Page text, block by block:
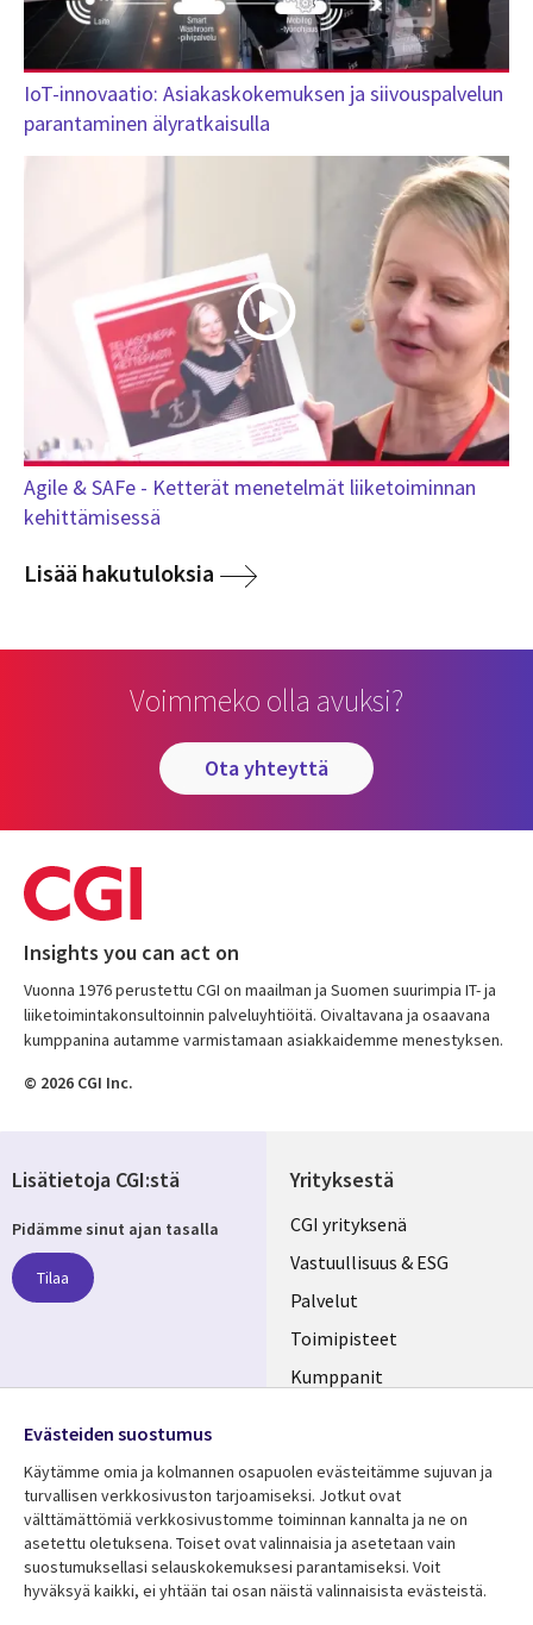
IoT-innovaatio: Asiakaskokemuksen ja siivouspalvelun
parantaminen älyratkaisulla
Agile & SAFe - Ketterät menetelmät liiketoiminnan
kehittämisessä
Lisää hakutuloksia
Voimmeko olla avuksi?
ota yhteyttä
Insights you can act on
Vuonna 1976 perustettu CGI on maailman ja Suomen suurimpia IT- ja
liiketoimintakonsultoinnin palveluyhtiöitä. Oivaltavana ja osaavana
kumppanina autamme varmistamaan asiakkaidemme menestyksen.
© 2026 CGI Inc.
Yrityksestä
Useful
links
FINLAND
CGI yrityksenä
Vastuullisuus & ESG
Palvelut
Toimipisteet
Kumppanit
Resurssikeskus
Library
Asiakastarinat
Lisätietoa
Legal
Tietosuoja
Lisätietoja CGI:stä
Pidämme sinut ajan tasalla
Tilaa
Media
FINLAND
Evästeiden suostumus
Käytämme omia ja kolmannen osapuolen evästeitämme sujuvan ja
turvallisen verkkosivuston tarjoamiseksi. Jotkut ovat
välttämättömiä verkkosivustomme toiminnan kannalta ja ne on
asetettu oletuksena. Toiset ovat valinnaisia ​​ja asetetaan vain
suostumuksellasi selauskokemuksesi parantamiseksi. Voit
hyväksyä kaikki, ei yhtään tai osan näistä valinnaisista evästeistä.